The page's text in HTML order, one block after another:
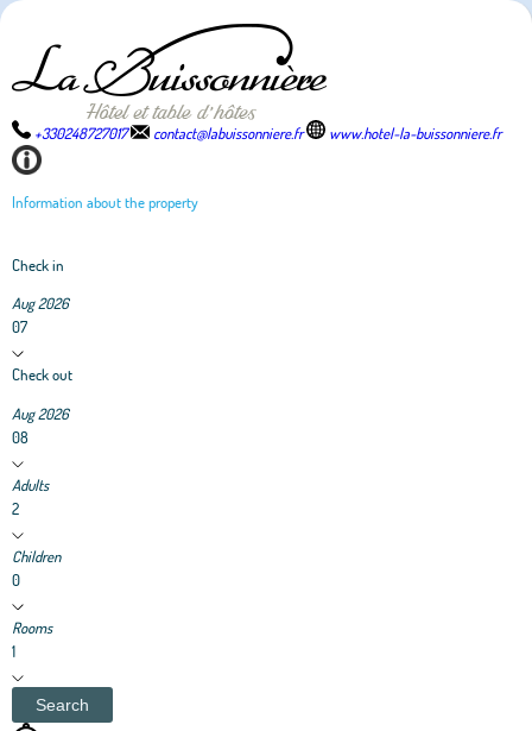
+330248727017 contact@labuissonniere.fr www.hotel-la-buissonniere.fr
Information about the property
Check in
Aug 2026
07
Check out
Aug 2026
08
Adults
2
Children
0
Rooms
1
Search